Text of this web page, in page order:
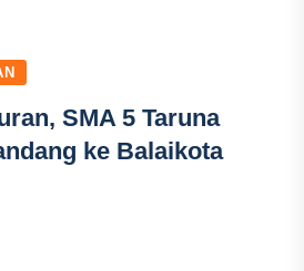
SMA 5 Taruna
ke Balaikota